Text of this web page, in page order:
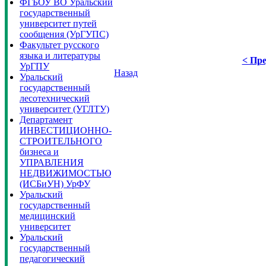
ФГБОУ ВО Уральский
государственный
университет путей
сообщения (УрГУПС)
Факультет русского
языка и литературы
УрГПУ
Уральский
государственный
лесотехнический
университет (УГЛТУ)
Департамент
ИНВЕСТИЦИОННО-
СТРОИТЕЛЬНОГО
бизнеса и
УПРАВЛЕНИЯ
НЕДВИЖИМОСТЬЮ
(ИСБиУН) УрФУ
Уральский
государственный
медицинский
университет
Уральский
государственный
педагогический
<
Назад